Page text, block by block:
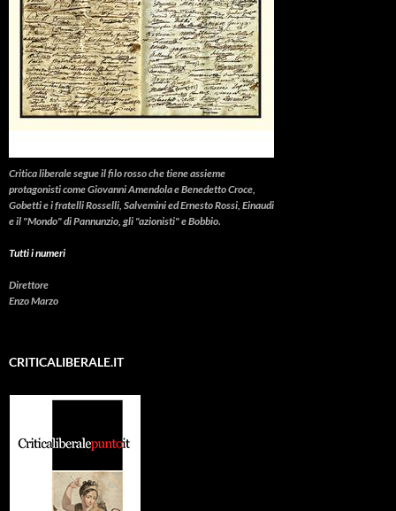
Critica liberalesegue il filo rosso che tiene assieme
protagonisti come Giovanni Amendola e Benedetto Croce,
Gobetti e i fratelli Rosselli, Salvemini ed Ernesto Rossi, Einaudi
e il "Mondo" di Pannunzio, gli "azionisti" e Bobbio.
Tutti i numeri
Direttore
Enzo Marzo
CRITICALIBERALE.IT